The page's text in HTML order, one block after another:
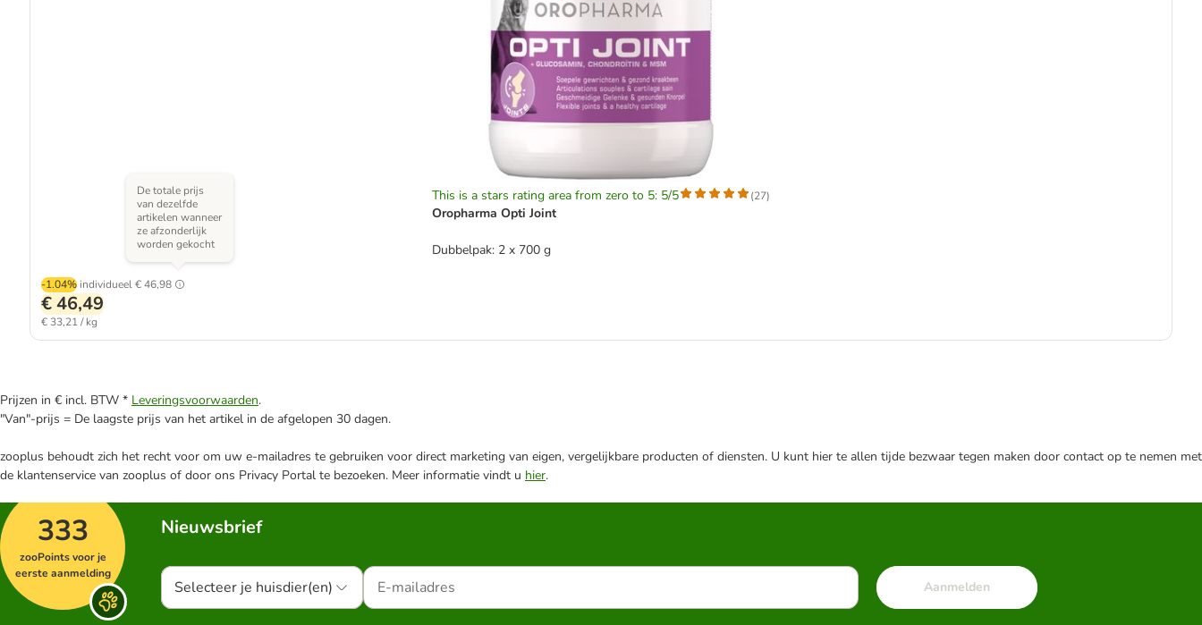
This is a stars rating area from zero to 5: 5/5 (27)
Oropharma Opti Joint
Dubbelpak: 2 x 700 g
-1.04% individueel€ 46,98
De totale prijs
van dezelfde
artikelen wanneer
ze afzonderlijk
worden gekocht
€ 46,49
€ 33,21 / kg
Prijzen in € incl. BTW * Leveringsvoorwaarden.
"Van"-prijs = De laagste prijs van het artikel in de afgelopen 30 dagen.
zooplus behoudt zich het recht voor om uw e-mailadres te gebruiken voor direct marketing van eigen, vergelijkbare producten of diensten. U kunt hier te allen tijde bezwaar tegen maken door contact op te nemen met
de klantenservice van zooplus of door ons Privacy Portal te bezoeken. Meer informatie vindt u hier.
333
zooPoints voor je
eerste aanmelding
Nieuwsbrief
Selecteer je huisdier(en) Aanmelden